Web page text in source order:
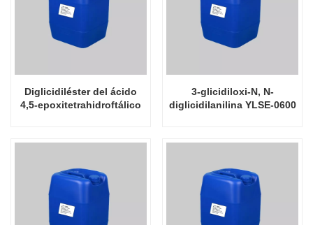
Diglicidiléster del ácido
4,5-epoxitetrahidroftálico
3-glicidiloxi-N, N-
diglicidilanilina YLSE-0600